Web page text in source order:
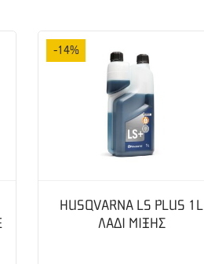
δοχείου καυσίμου (lt):0,91
:
(mm): 22,2mm ή 25mm
(mm) :
: Επικεφαλής βαλβίδες (OHV)
-14%
HUSQVARNA LS PLUS 1L
ΛΑΔΙ ΜΙΞΗΣ